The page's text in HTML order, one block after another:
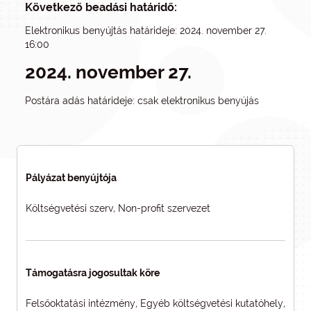
Következő beadási határidő:
Elektronikus benyújtás határideje: 2024. november 27.
16:00
2024. november 27.
Postára adás határideje: csak elektronikus benyújás
Pályázat benyújtója
Költségvetési szerv, Non-profit szervezet
Támogatásra jogosultak köre
Felsőoktatási intézmény, Egyéb költségvetési kutatóhely,